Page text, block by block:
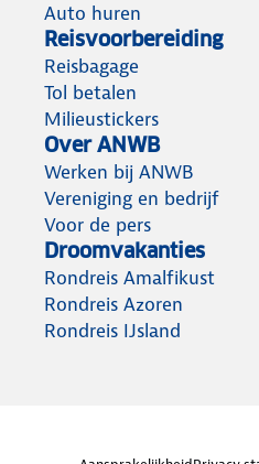
Auto huren
Reisvoorbereiding
Reisbagage
Tol betalen
Milieustickers
Over ANWB
Werken bij ANWB
Vereniging en bedrijf
Voor de pers
Droomvakanties
Rondreis Amalfikust
Rondreis Azoren
Rondreis IJsland